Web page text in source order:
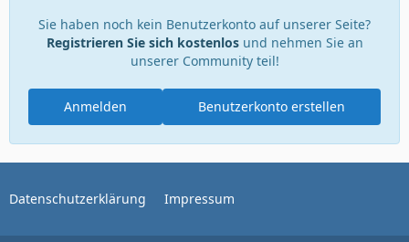
Sie haben noch kein Benutzerkonto auf unserer Seite?
Registrieren Sie sich kostenlosund nehmen Sie an
unserer Community teil!
Benutzerkonto erstellen
Anmelden
Datenschutzerklärung Impressum